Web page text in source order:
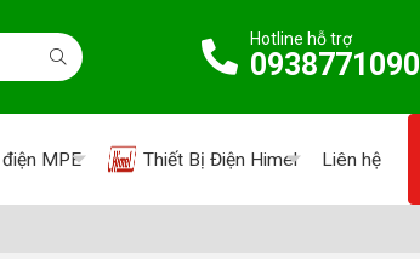
Hotline hỗ trợ
0938771090
MPE Thiết Bị Điện Himel Liên hệ